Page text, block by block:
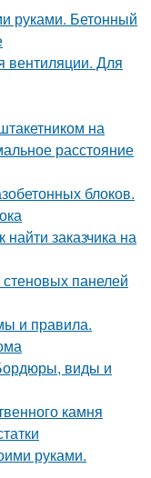
руками. Бетонный
вентиляции. Для
на
расстояние
блоков.
заказчика на
панелей
и правила.
виды и
камня
руками.